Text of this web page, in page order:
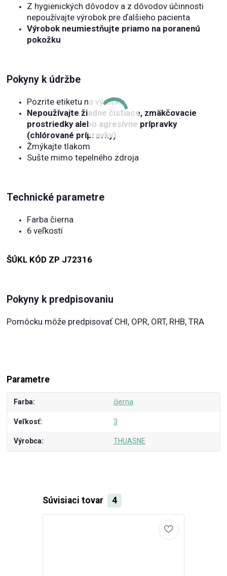
Z hygienických dôvodov a z dôvodov účinnosti
nepoužívajte výrobok pre ďalšieho pacienta
Výrobok neumiestňujte priamo na poranenú
pokožku
Pokyny k údržbe
Pozrite etiketu na výrobku
Nepoužívajte žiadne čistiace, zmäkčovacie
prostriedky alebo agresívne prípravky
(chlórované prípravky)
Žmýkajte tlakom
Sušte mimo tepelného zdroja
Technické parametre
Farba čierna
6 veľkostí
ŠÚKL KÓD ZP J72316
Pokyny k predpisovaniu
Pomôcku môže predpisovať CHI, OPR, ORT, RHB, TRA
Parametre
Farba čierna
Veľkosť 3
Výrobca THUASNE
Súvisiaci tovar 4